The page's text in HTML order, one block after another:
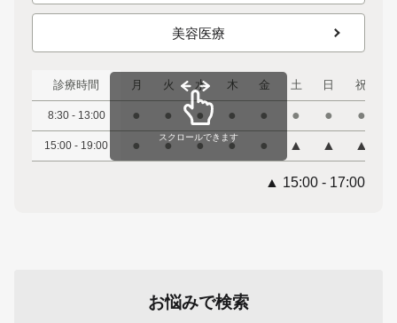
美容医療
診療時間 月 火 水 木 金 土 日 祝
8:30 - 13:00 ● ● ● ● ● ● ● ●
15:00 - 19:00 ● ● ● ● ● ▲ ▲ ▲
スクロールできます
▲ 15:00 - 17:00
お悩みで検索